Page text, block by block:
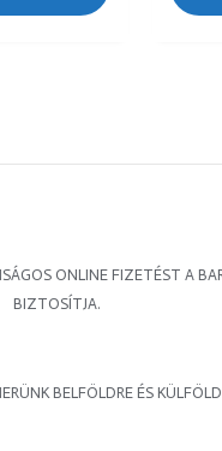
ONLINE FIZETÉST A
BIZTOSÍTJA.
BELFÖLDRE ÉS